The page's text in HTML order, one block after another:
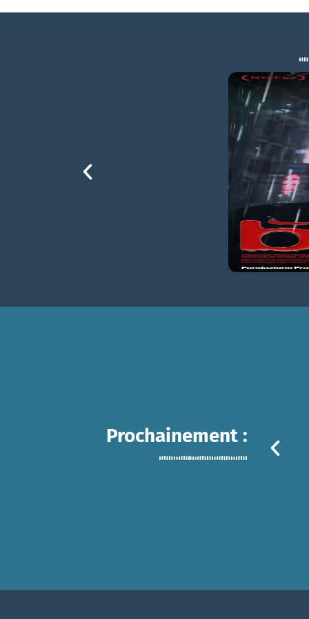
Prochainement :